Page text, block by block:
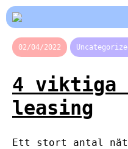
02/04/2022
4 viktiga
leasing
Ett stort antal